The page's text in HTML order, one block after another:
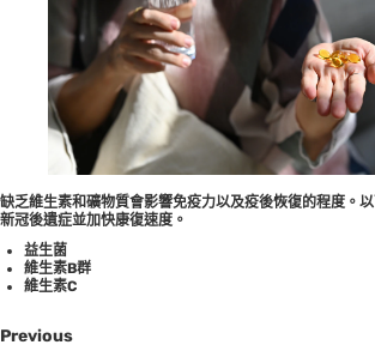
缺乏維生素和礦物質會影響免疫力以及疫後恢復的程度。
新冠後遺症並加快康復速度。
益生菌
維生素B群
維生素C
Previous